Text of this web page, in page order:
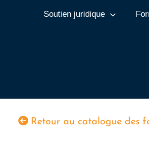
Soutien juridique
Retour au catalogue des